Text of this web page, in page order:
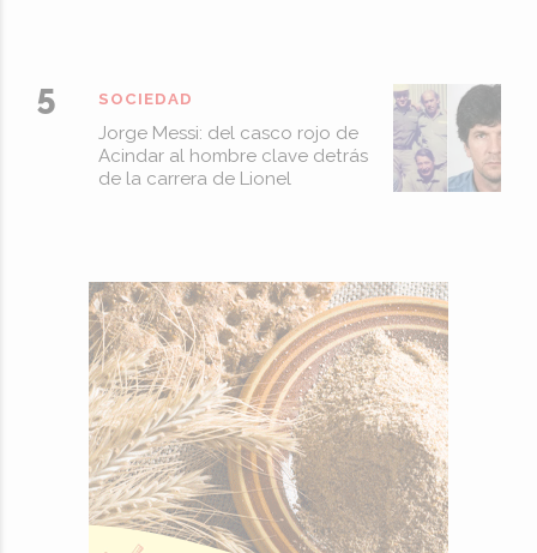
Jorge Messi: del casco rojo de
Acindar al hombre clave detrás
de la carrera de Lionel
SOCIEDAD